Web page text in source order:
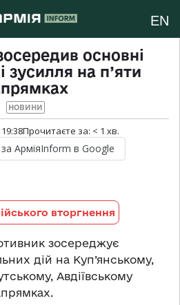
EN
основні
зусилля на п’яти
НОВИНИ
Прочитаєте за: < 1 хв.
за АрміяInform в Google
вторгнення
зосереджує
дій на Куп’янському,
Авдіївському